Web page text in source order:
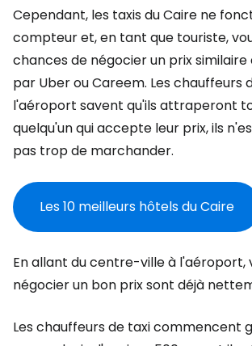
Cependant, les taxis du Caire ne
compteur et, en tant que touriste,
chances de négocier un prix
par Uber ou Careem. Les chauffeurs
l'aéroport savent qu'ils attraperont
quelqu'un qui accepte leur prix, ils
pas trop de marchander.
Les 10 meilleurs hôtels du Caire
En allant du centre-ville à l'aéroport,
négocier un bon prix sont déjà
Les chauffeurs de taxi commencent